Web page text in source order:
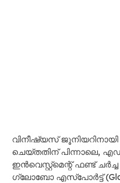
വിനീഷ്യസ്
ചെയ്തതിന് പിന്നാലെ,
ഇൻവെസ്റ്റ്മെന്റ് ഫണ്ട്
ഗ്ലോബോ എസ്പോർട്ട്